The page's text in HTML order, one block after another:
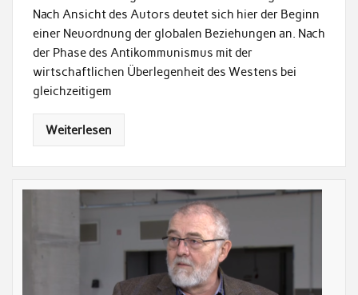
Nach Ansicht des Autors deutet sich hier der Beginn
einer Neuordnung der globalen Beziehungen an. Nach
der Phase des Antikommunismus mit der
wirtschaftlichen Überlegenheit des Westens bei
gleichzeitigem
Weiterlesen